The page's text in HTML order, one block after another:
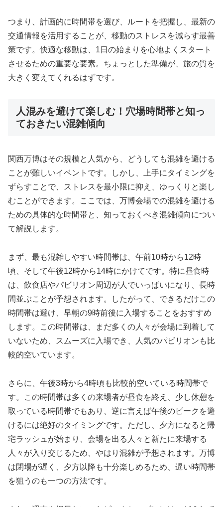
つまり、計画的に時間帯を選び、ルートを把握し、最新の
交通情報を活用することが、移動のストレスを減らす最善
策です。快適な移動は、1日の始まりを心地よくスタート
させるための重要な要素。ちょっとした準備が、旅の質を
大きく変えてくれるはずです。
人混みを避けて楽しむ！穴場時間帯と知っ
ておきたい混雑傾向
関西万博はその規模と人気から、どうしても混雑を避ける
ことが難しいイベントです。しかし、上手にタイミングを
ずらすことで、ストレスを最小限に抑え、ゆっくりと楽し
むことができます。ここでは、万博会場での混雑を避ける
ための具体的な時間帯と、知っておくべき混雑傾向につい
て解説します。
まず、最も混雑しやすい時間帯は、午前10時から12時
頃、そして午後12時から14時にかけてです。特に昼食時
は、飲食店やパビリオン周辺が人でいっぱいになり、長時
間並ぶことが予想されます。したがって、できるだけこの
時間帯は避け、早朝の9時前後に入場することをおすすめ
します。この時間帯は、まだ多くの人々が会場に到着して
いないため、スムーズに入場でき、人気のパビリオンも比
較的空いています。
さらに、午後3時から4時頃も比較的空いている時間帯で
す。この時間帯は多くの来場者が昼食を終え、少し休憩を
取っている時間帯でもあり、逆に言えば午後のピークを避
けるには絶好のタイミングです。ただし、夕方になると帰
宅ラッシュが始まり、会場を出る人々と新たに来場する
人々が入り交じるため、やはり混雑が予想されます。万博
は閉場が遅く、夕方以降も十分楽しめるため、遅い時間帯
を狙うのも一つの方法です。